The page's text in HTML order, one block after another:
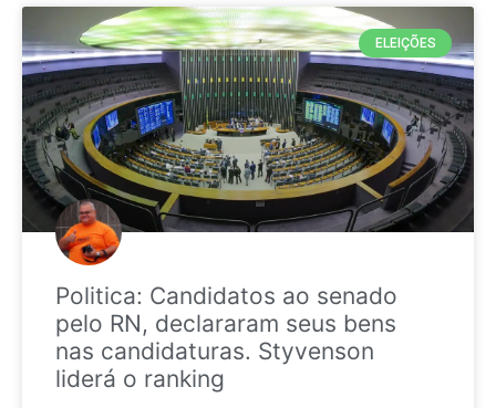
ELEIÇÕES
Politica: Candidatos ao senado
pelo RN, declararam seus bens
nas candidaturas. Styvenson
liderá o ranking